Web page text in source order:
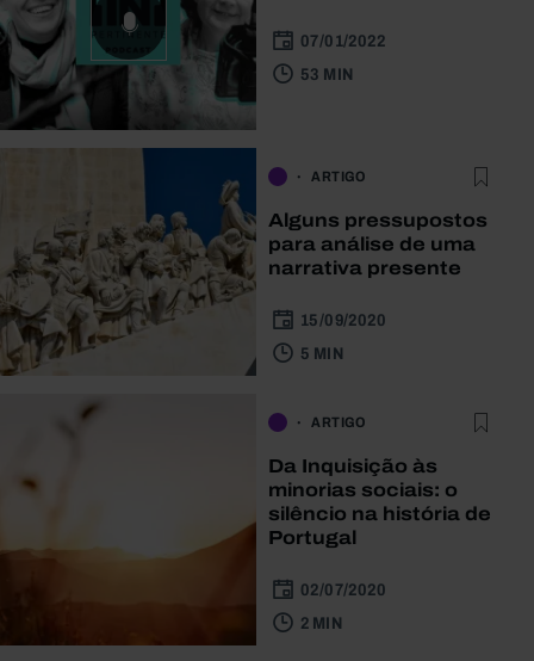
07/01/2022
53 MIN
ARTIGO
Alguns pressupostos
para análise de uma
narrativa presente
15/09/2020
5 MIN
ARTIGO
Da Inquisição às
minorias sociais: o
silêncio na história de
Portugal
02/07/2020
2 MIN